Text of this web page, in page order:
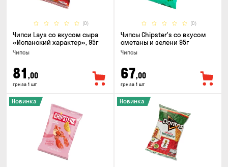
(0)
Чипси Lays со вкусом сыра
«Испанский характер», 95г
Чипсы
81 ,00
грн за 1 шт
(0)
Чипсы Chipster's со вкусом
сметаны и зелени 95г
Чипсы
67,00
грн за 1 шт
Новинка Новинка